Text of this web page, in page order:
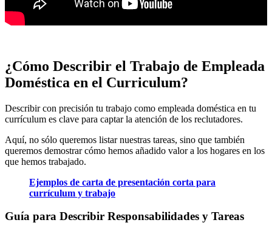
¿Cómo Describir el Trabajo de Empleada
Doméstica en el Curriculum?
Describir con precisión tu trabajo como empleada doméstica en tu
currículum es clave para captar la atención de los reclutadores.
Aquí, no sólo queremos listar nuestras tareas, sino que también
queremos demostrar cómo hemos añadido valor a los hogares en los
que hemos trabajado.
Ejemplos de carta de presentación corta para
currículum y trabajo
Guía para Describir Responsabilidades y Tareas